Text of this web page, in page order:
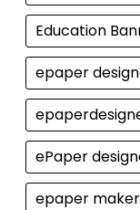
Education
epaper
ePaper
epaper maker